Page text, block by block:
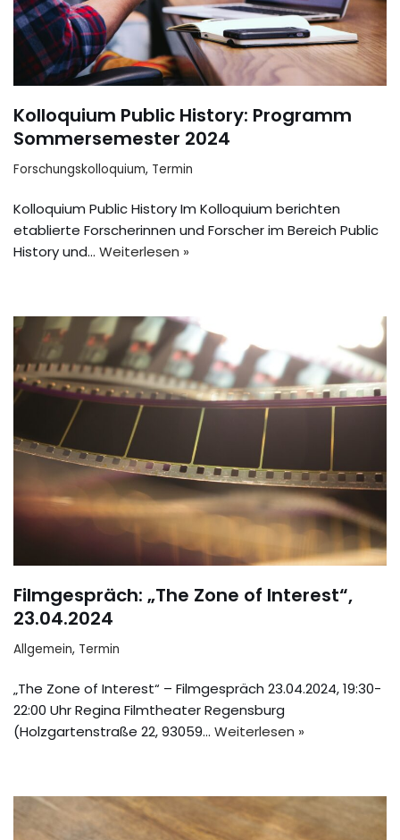
Kolloquium Public History: Programm
Sommersemester 2024
Forschungskolloquium, Termin
Kolloquium Public History Im Kolloquium berichten
etablierte Forscherinnen und Forscher im Bereich Public
History und… Weiterlesen »
Filmgespräch: „The Zone of Interest“,
23.04.2024
Allgemein, Termin
„The Zone of Interest“ – Filmgespräch 23.04.2024, 19:30-
22:00 Uhr Regina Filmtheater Regensburg
(Holzgartenstraße 22, 93059… Weiterlesen »